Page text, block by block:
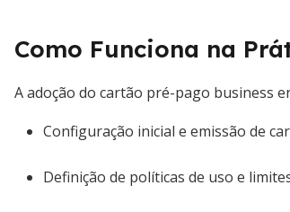
Como Funciona na
A adoção do cartão pré-pago business
Configuração inicial e emissão de
Definição de políticas de uso e